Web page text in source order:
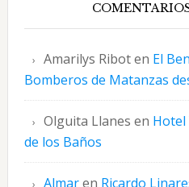
Amarilys Riboten El
Bomberos de Matanzas
Olguita Llanes en Hotel
de los Baños
Almaren Ricardo